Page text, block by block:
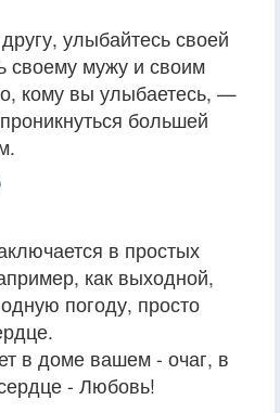
улыбайтесь своей
своему мужу и своим
кому вы улыбаетесь, —
большей
в простых
как выходной,
погоду, просто
в доме вашем - очаг, в
- Любовь!